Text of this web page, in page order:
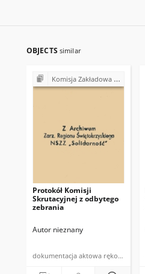
OBJECTS similar
Komisja Zakładowa NSZZ "Solidarność" przy Gminnej Spółdzielni "Samopomoc Chłopska" w Bodzentynie
Protokół Komisji
Skrutacyjnej z odbytego
zebrania
Autor nieznany
dokumentacja aktowa rękopis